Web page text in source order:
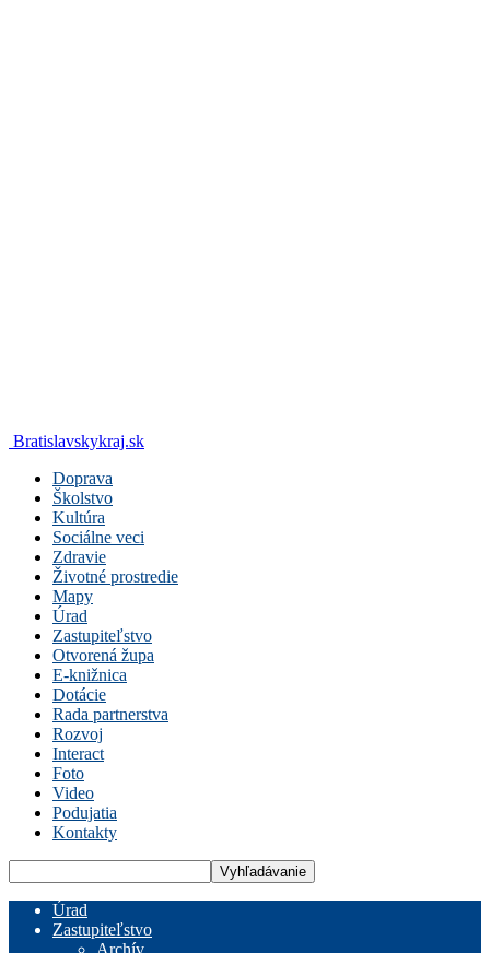
Bratislavskykraj.sk
Doprava
Školstvo
Kultúra
Sociálne veci
Zdravie
Životné prostredie
Mapy
Úrad
Zastupiteľstvo
Otvorená župa
E-knižnica
Dotácie
Rada partnerstva
Rozvoj
Interact
Foto
Video
Podujatia
Kontakty
Úrad
Zastupiteľstvo
Archív